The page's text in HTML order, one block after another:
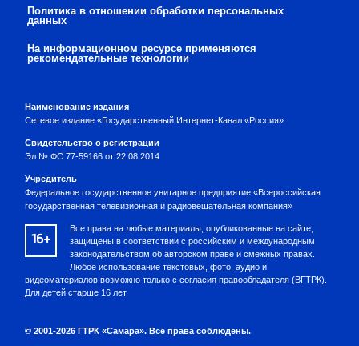
Политика в отношении обработки персональных
данных
На информационном ресурсе применяются
рекомендательные технологии
Наименование издания
Сетевое издание «Государственный Интернет-Канал «Россия»
Свидетельство о регистрации
Эл № ФС 77-59166 от 22.08.2014
Учредитель
Федеральное государственное унитарное предприятие «Всероссийская
государственная телевизионная и радиовещательная компания»
16+
Все права на любые материалы, опубликованные на сайте,
защищены в соответствии с российским и международным
законодательством об авторском праве и смежных правах.
Любое использование текстовых, фото, аудио и
видеоматериалов возможно только с согласия правообладателя (ВГТРК).
Для детей старше 16 лет.
© 2001-2026 ГТРК «Самара». Все права соблюдены.